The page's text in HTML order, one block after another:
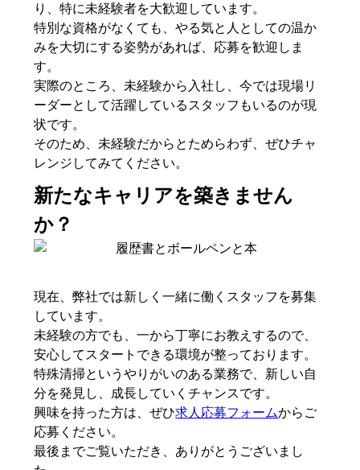
り、特に未経験者を大歓迎しています。
特別な資格がなくても、やる気と人としての温か
みを大切にする姿勢があれば、応募を歓迎しま
す。
実際のところ、未経験から入社し、今では現場リ
ーダーとして活躍しているスタッフもいるのが現
状です。
そのため、未経験だからとためらわず、ぜひチャ
レンジしてみてください。
新たなキャリアを築きません
か？
現在、弊社では新しく一緒に働くスタッフを募集
しています。
未経験の方でも、一から丁寧にお教えするので、
安心してスタートできる環境が整っております。
特殊清掃というやりがいのある業務で、新しい自
分を発見し、成長していくチャンスです。
興味を持った方は、ぜひ求人応募フォームからご
応募ください。
最後までご覧いただき、ありがとうございまし